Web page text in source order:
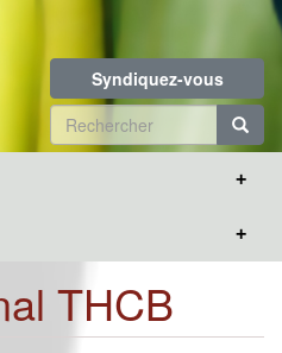
Syndiquez-vous
Formulaire
de
THCB